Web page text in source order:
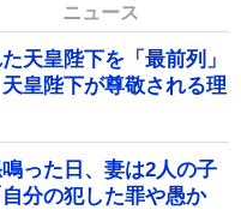
ニュース
天皇陛下を「最前列」
皇陛下が尊敬される理
った日、妻は2人の子
分の犯した罪や愚か